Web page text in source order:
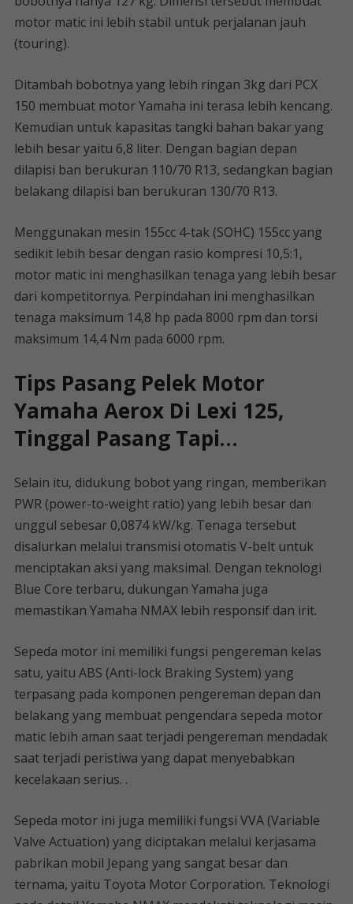
motor matic ini lebih stabil untuk perjalanan jauh
(touring).
Ditambah bobotnya yang lebih ringan 3kg dari PCX
150 membuat motor Yamaha ini terasa lebih kencang.
Kemudian untuk kapasitas tangki bahan bakar yang
lebih besar yaitu 6,8 liter. Dengan bagian depan
dilapisi ban berukuran 110/70 R13, sedangkan bagian
belakang dilapisi ban berukuran 130/70 R13.
Menggunakan mesin 155cc 4-tak (SOHC) 155cc yang
sedikit lebih besar dengan rasio kompresi 10,5:1,
motor matic ini menghasilkan tenaga yang lebih besar
dari kompetitornya. Perpindahan ini menghasilkan
tenaga maksimum 14,8 hp pada 8000 rpm dan torsi
maksimum 14,4 Nm pada 6000 rpm.
Tips Pasang Pelek Motor
Yamaha Aerox Di Lexi 125,
Tinggal Pasang Tapi…
Selain itu, didukung bobot yang ringan, memberikan
PWR (power-to-weight ratio) yang lebih besar dan
unggul sebesar 0,0874 kW/kg. Tenaga tersebut
disalurkan melalui transmisi otomatis V-belt untuk
menciptakan aksi yang maksimal. Dengan teknologi
Blue Core terbaru, dukungan Yamaha juga
memastikan Yamaha NMAX lebih responsif dan irit.
Sepeda motor ini memiliki fungsi pengereman kelas
satu, yaitu ABS (Anti-lock Braking System) yang
terpasang pada komponen pengereman depan dan
belakang yang membuat pengendara sepeda motor
matic lebih aman saat terjadi pengereman mendadak
saat terjadi peristiwa yang dapat menyebabkan
kecelakaan serius. .
Sepeda motor ini juga memiliki fungsi VVA (Variable
Valve Actuation) yang diciptakan melalui kerjasama
pabrikan mobil Jepang yang sangat besar dan
ternama, yaitu Toyota Motor Corporation. Teknologi